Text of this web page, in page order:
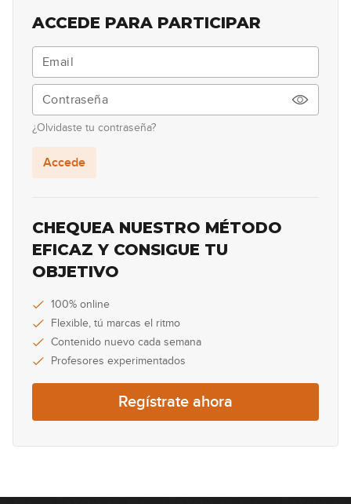
ACCEDE PARA PARTICIPAR
¿Olvidaste tu contraseña?
Accede
CHEQUEA NUESTRO MÉTODO
EFICAZ Y CONSIGUE TU
OBJETIVO
100% online
Flexible, tú marcas el ritmo
Contenido nuevo cada semana
Profesores experimentados
Regístrate ahora